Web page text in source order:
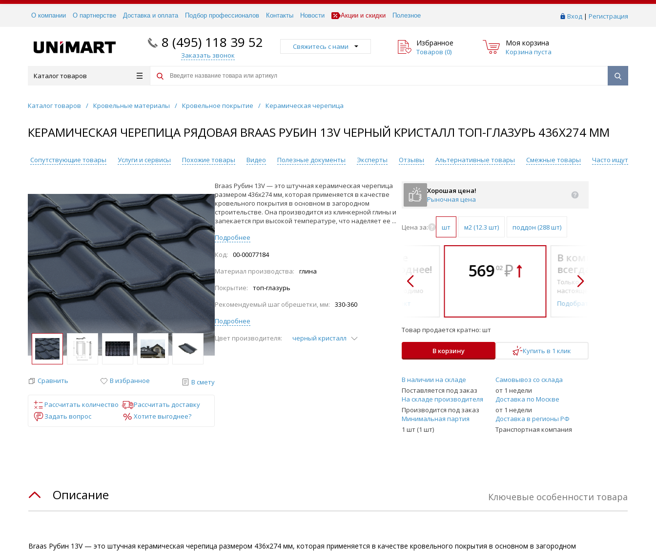
Вход | Регистрация
О компании О партнерстве Доставка и оплата Подбор профессионалов Контакты Новости Акции и скидки Полезное
8 (495) 118 39 52
Заказать звонок
Свяжитесь с нами Избранное
Товаров (0)
Моя корзина
Корзина пуста
Каталог товаров
Каталог товаров / Кровельные материалы / Кровельное покрытие / Керамическая черепица
КЕРАМИЧЕСКАЯ ЧЕРЕПИЦА РЯДОВАЯ BRAAS РУБИН 13V ЧЕРНЫЙ КРИСТАЛЛ ТОП-ГЛАЗУРЬ 436Х274 ММ
Сопутствующие товары Услуги и сервисы Похожие товары Видео Полезные документы Эксперты Отзывы Альтернативные товары Смежные товары Часто ищут
Сравнить В избранное В смету
Рассчитать количество
Рассчитать доставку
Задать вопрос
Хотите выгоднее?
Braas Рубин 13V — это штучная керамическая черепица
размером 436x274 мм, которая применяется в качестве
кровельного покрытия в основном в загородном
строительстве. Она производится из клинкерной глины и
запекается при высокой температуре, что наделяет ее ...
Подробнее
Код:
00-00077184
Материал производства:
глина
Покрытие:
топ-глазурь
Рекомендуемый шаг обрешетки, мм:
330-360
Подробнее
Цвет производителя:
черный кристалл
Хорошая цена!
Рыночная цена
Цена за: шт м2 (12.3 шт) поддон (288 шт)
всегда выгоднее!
настоящему необходимо
Подобрать комплект
56902 ₽
В комплекте
всегда выгоднее!
Только то, что по-
настоящему необходимо
Подобрать комплект
Товар продается кратно: шт
В корзину Купить в 1 клик
В наличии на складе
Поставляется под заказ
Самовывоз со склада
от 1 недели
На складе производителя
Производится под заказ
Доставка по Москве
от 1 недели
Минимальная партия
1 шт (1 шт)
Доставка в регионы РФ
Транспортная компания
Ключевые особенности товара
Описание
Braas Рубин 13V — это штучная керамическая черепица размером 436x274 мм, которая применяется в качестве кровельного покрытия в основном в загородном